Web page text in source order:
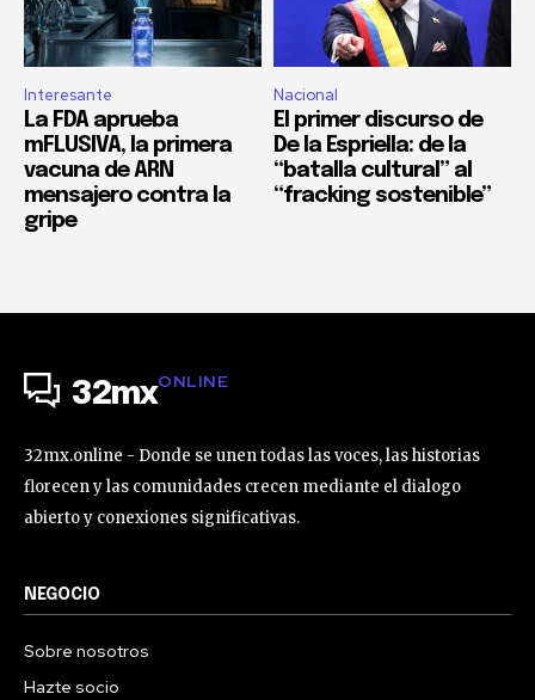
Interesante
La FDA aprueba
mFLUSIVA, la primera
vacuna de ARN
mensajero contra la
gripe
Nacional
El primer discurso de
De la Espriella: de la
“batalla cultural” al
“fracking sostenible”
32mxONLINE
32mx.online - Donde se unen todas las voces, las historias
florecen y las comunidades crecen mediante el dialogo
abierto y conexiones significativas.
NEGOCIO
Sobre nosotros
Hazte socio